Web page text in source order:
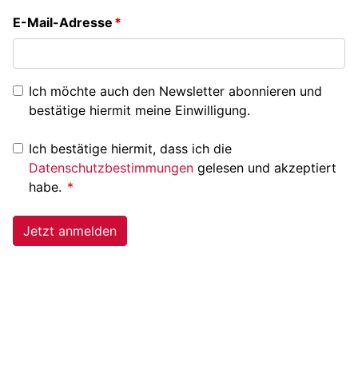
E-Mail-Adresse
Ich möchte auch den Newsletter abonnieren und
bestätige hiermit meine Einwilligung.
Ich bestätige hiermit, dass ich die
Datenschutzbestimmungen gelesen und akzeptiert
habe.
Jetzt anmelden